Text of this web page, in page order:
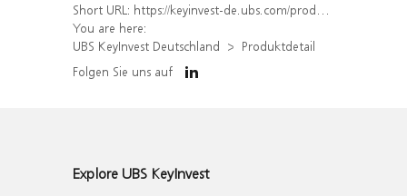
Short URL: https://keyinvest-de.ubs.com/produkt/detail/index/isin/DE000WA06UF3
You are here:
UBS KeyInvest Deutschland
Produktdetail
Folgen Sie uns auf
Explore UBS KeyInvest